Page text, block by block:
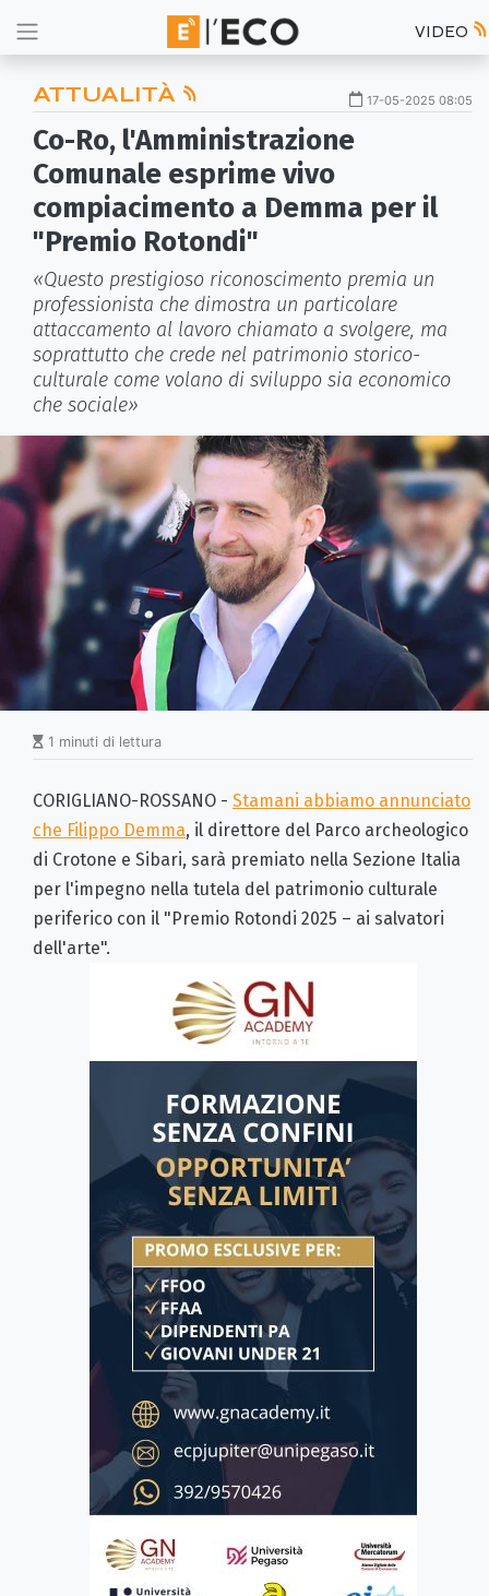
VIDEO
ATTUALITÀ 17-05-2025 08:05
Co-Ro, l'Amministrazione
Comunale esprime vivo
compiacimento a Demma per il
"Premio Rotondi"
«Questo prestigioso riconoscimento premia un
professionista che dimostra un particolare
attaccamento al lavoro chiamato a svolgere, ma
soprattutto che crede nel patrimonio storico-
culturale come volano di sviluppo sia economico
che sociale»
1 minuti di lettura
CORIGLIANO-ROSSANO - Stamani abbiamo annunciato
che Filippo Demma, il direttore del Parco archeologico
di Crotone e Sibari, sarà premiato nella Sezione Italia
per l'impegno nella tutela del patrimonio culturale
periferico con il "Premio Rotondi 2025 – ai salvatori
dell'arte".